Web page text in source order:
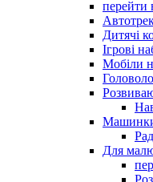
перейти
Дитячі
Ігрові
Мобіли
Для